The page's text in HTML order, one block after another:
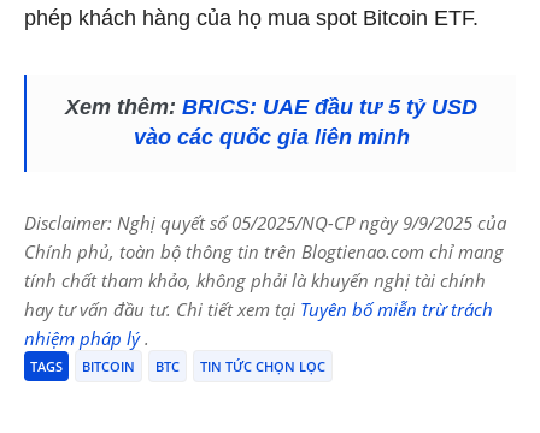
phép khách hàng của họ mua spot Bitcoin ETF.
Xem thêm: BRICS: UAE đầu tư 5 tỷ USD
vào các quốc gia liên minh
Disclaimer: Nghị quyết số 05/2025/NQ-CP ngày 9/9/2025 của
Chính phủ, toàn bộ thông tin trên Blogtienao.com chỉ mang
tính chất tham khảo, không phải là khuyến nghị tài chính
hay tư vấn đầu tư. Chi tiết xem tại Tuyên bố miễn trừ trách
nhiệm pháp lý.
TAGS BITCOIN BTC TIN TỨC CHỌN LỌC